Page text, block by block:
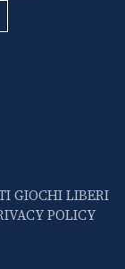
GIOCHI LIBERI
POLICY